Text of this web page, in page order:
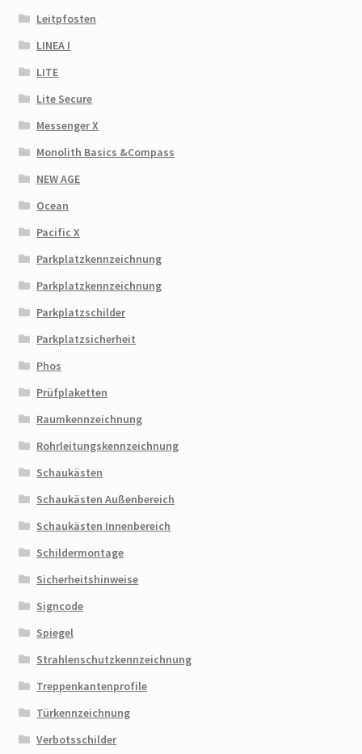
Leitpfosten
LINEA I
LITE
Lite Secure
Messenger X
Monolith Basics &Compass
NEW AGE
Ocean
Pacific X
Parkplatzkennzeichnung
Parkplatzkennzeichnung
Parkplatzschilder
Parkplatzsicherheit
Phos
Prüfplaketten
Raumkennzeichnung
Rohrleitungskennzeichnung
Schaukästen
Schaukästen Außenbereich
Schaukästen Innenbereich
Schildermontage
Sicherheitshinweise
Signcode
Spiegel
Strahlenschutzkennzeichnung
Treppenkantenprofile
Türkennzeichnung
Verbotsschilder